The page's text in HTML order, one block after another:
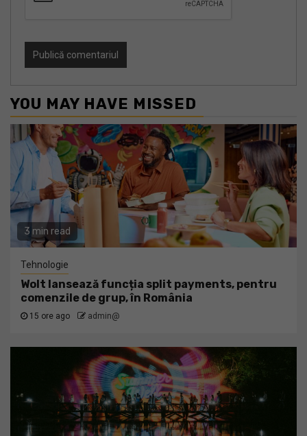
YOU MAY HAVE MISSED
3 min read
Tehnologie
Wolt lansează funcția split payments, pentru
comenzile de grup, în România
15 ore ago admin@